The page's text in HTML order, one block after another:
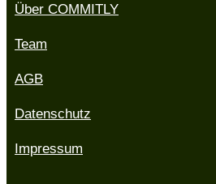
Über COMMITLY
Team
AGB
Datenschutz
Impressum